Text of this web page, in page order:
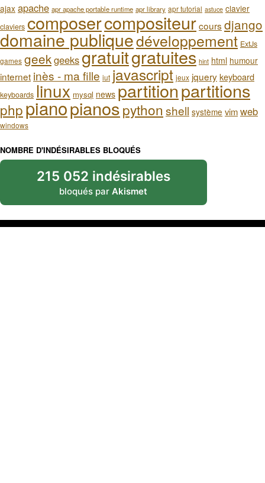
ajax apache apr apache portable runtime apr library apr tutorial astuce clavier
claviers composercompositeurcours django
domaine publiquedéveloppement ExtJs
games geekgeeksgratuitgratuites hint html humour
internet inès - ma fille iut javascript jeux jquerykeyboard
keyboards linux mysql news partitionpartitions
phppianopianospython shell système vimweb
windows
NOMBRE D'INDÉSIRABLES BLOQUÉS
215 052 indésirables
bloqués parAkismet